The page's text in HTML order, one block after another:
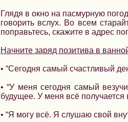
Глядя в окно на пасмурную
говорить вслух. Во всем
поправьтесь, скажите в адрес
Начните заряд позитива в
• “Сегодня самый счастливый
• “У меня сегодня самый
будущее. У меня всё получается
• “Я могу всё. Я слушаю свой